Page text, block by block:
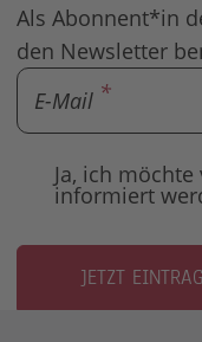
Als Abonnent*in
den Newsletter
E-Mail
Ja, ich
informiert
JETZT